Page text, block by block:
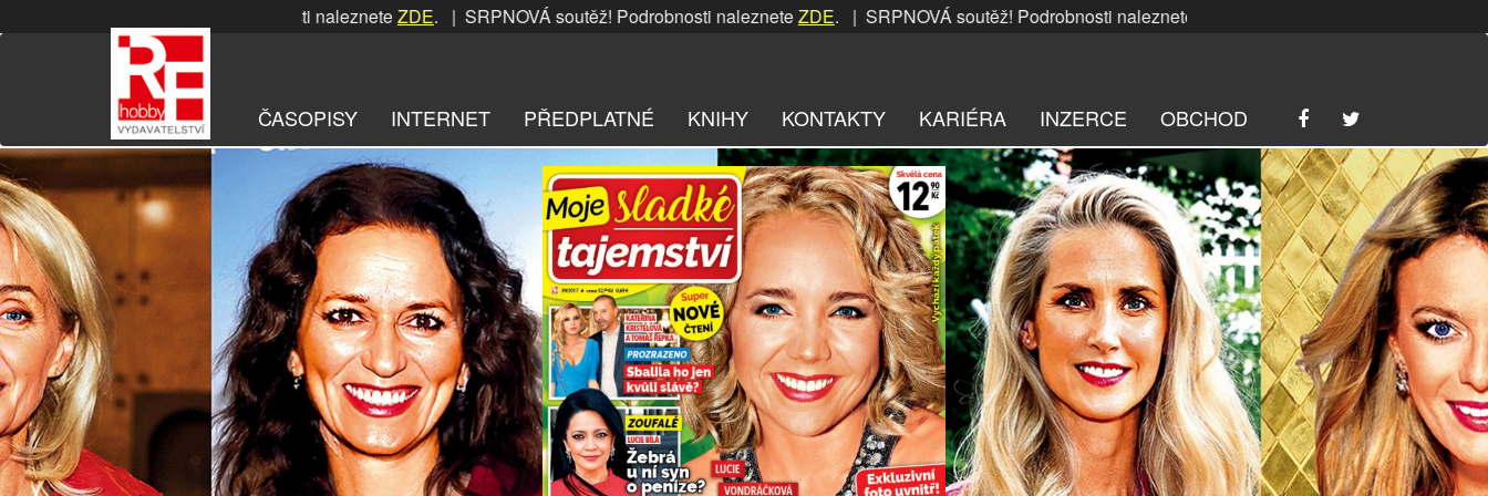
na
soutěž! Podrobnosti nalezneteZDE. | SRPNOVÁ soutěž! Podrobnosti nalezneteZDE. | SRPNOVÁ soutěž! Podrobnosti nalezneteZDE. | SRPNOVÁ soutěž! Podrobnosti
ČASOPISY INTERNET PŘEDPLATNÉ KNIHY KONTAKTY KARIÉRA INZERCE OBCHOD